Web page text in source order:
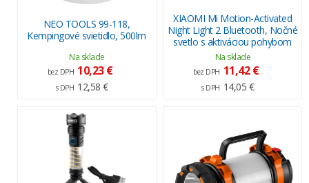
NEO TOOLS 99-118,
Kempingové svietidlo, 500lm
Na sklade
bez DPH 10,23 €
s DPH 12,58 €
XIAOMI Mi Motion-Activated
Night Light 2 Bluetooth, Nočné
svetlo s aktiváciou pohybom
Na sklade
bez DPH 11,42 €
s DPH 14,05 €